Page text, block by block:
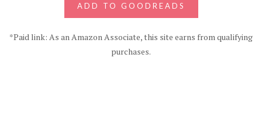
ADD TO GOODREADS
*Paid link: As an Amazon Associate, this site earns from qualifying
purchases.